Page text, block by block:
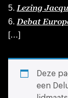
5. Lezing
6. Debat
[…]
Deze
een